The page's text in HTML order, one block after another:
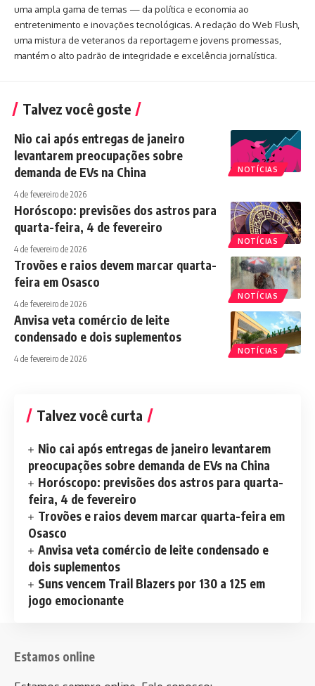
uma ampla gama de temas — da política e economia ao
entretenimento e inovações tecnológicas. A redação do Web Flush,
uma mistura de veteranos da reportagem e jovens promessas,
mantém o alto padrão de integridade e excelência jornalística.
Talvez você goste
NOTÍCIAS
Nio cai após entregas de janeiro
levantarem preocupações sobre
demanda de EVs na China
4 de fevereiro de 2026
NOTÍCIAS
Horóscopo: previsões dos astros para
quarta-feira, 4 de fevereiro
4 de fevereiro de 2026
NOTÍCIAS
Trovões e raios devem marcar quarta-
feira em Osasco
4 de fevereiro de 2026
NOTÍCIAS
Anvisa veta comércio de leite
condensado e dois suplementos
4 de fevereiro de 2026
Talvez você curta
Nio cai após entregas de janeiro levantarem
preocupações sobre demanda de EVs na China
Horóscopo: previsões dos astros para quarta-
feira, 4 de fevereiro
Trovões e raios devem marcar quarta-feira em
Osasco
Anvisa veta comércio de leite condensado e
dois suplementos
Suns vencem Trail Blazers por 130 a 125 em
jogo emocionante
Estamos online